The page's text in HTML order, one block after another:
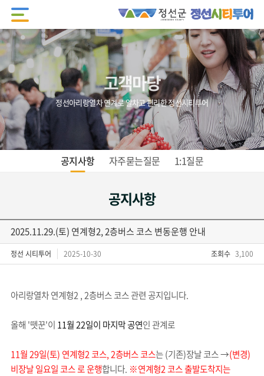
고객마당
정선아리랑열차 연계로 알차고 편리한 정선시티투어
공지사항 자주묻는질문 1:1질문
공지사항
2025.11.29.(토) 연계형2, 2층버스 코스 변동운행 안내
정선 시티투어 2025-10-30 조회수 3,100
아리랑열차 연계형2 , 2층버스 코스 관련 공지입니다.
올해 '뗏꾼'이 11월 22일이 마지막 공연인 관계로
11월 29일(토) 연계형2 코스, 2층버스 코스는 (기존)장날 코스 →(변경)
비장날 일요일 코스 로 운행합니다. ※연계형2 코스 출발도착지는